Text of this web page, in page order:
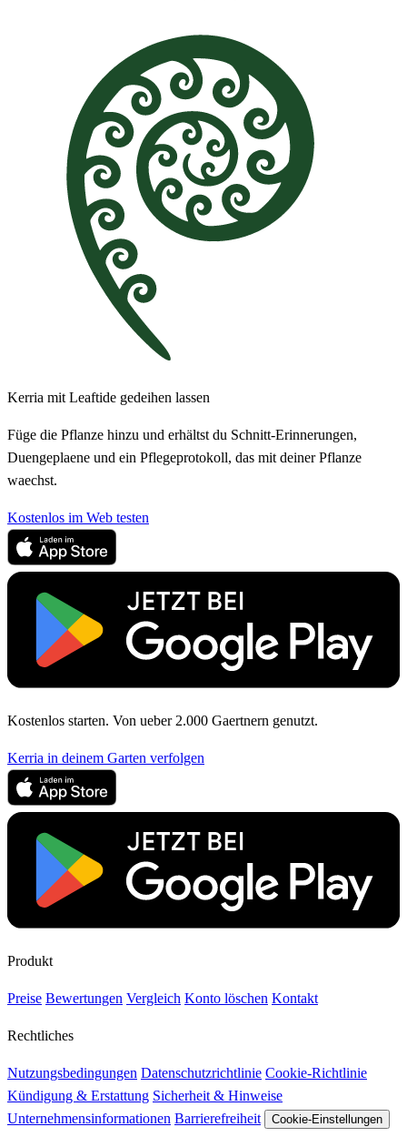
Kerria mit Leaftide gedeihen lassen
Füge die Pflanze hinzu und erhältst du Schnitt-Erinnerungen,
Duengeplaene und ein Pflegeprotokoll, das mit deiner Pflanze
waechst.
Kostenlos im Web testen
Kostenlos starten. Von ueber 2.000 Gaertnern genutzt.
Kerria in deinem Garten verfolgen
Produkt
Preise Bewertungen Vergleich Konto löschen Kontakt
Rechtliches
Nutzungsbedingungen Datenschutzrichtlinie Cookie-Richtlinie
Kündigung & Erstattung Sicherheit & Hinweise
Unternehmensinformationen Barrierefreiheit Cookie-Einstellungen